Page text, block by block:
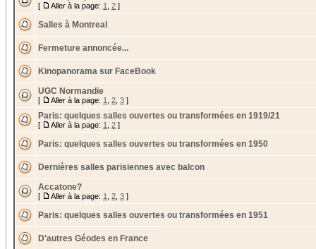
[ Aller à la page: 1 2 ]
Salles à Montreal
Fermeture annoncée...
Kinopanorama sur FaceBook
UGC Normandie
[ Aller à la page: 1 2 3 ]
Paris: quelques salles ouvertes ou transformées en 1919/21
[ Aller à la page: 1 2 ]
Paris: quelques salles ouvertes ou transformées en 1950
Dernières salles parisiennes avec balcon
Accatone?
[ Aller à la page: 1 2 3 ]
Paris: quelques salles ouvertes ou transformées en 1951
D'autres Géodes en France